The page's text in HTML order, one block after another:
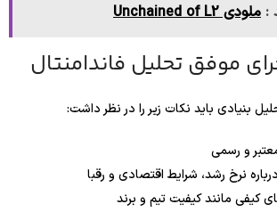
: ملودی Unchained of L2
موفق تحلیل فاندامنتال
بنیادی باید نکات زیر را در نظر داشت:
و رسمی
نرخ رشد، شرایط اقتصادی و رقبا
کیفی مانند کیفیت تیم و برند